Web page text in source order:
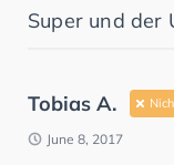
Super und der
Tobias A.
June 8, 2017